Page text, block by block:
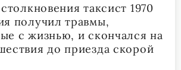
таксист 1970
получил травмы,
с жизнью, и скончался на
до приезда скорой